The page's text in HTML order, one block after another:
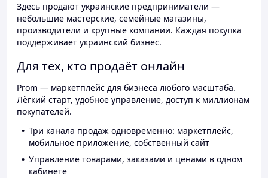
Здесь продают украинские предприниматели —
небольшие мастерские, семейные магазины,
производители и крупные компании. Каждая покупка
поддерживает украинский бизнес.
Для тех, кто продаёт онлайн
Prom — маркетплейс для бизнеса любого масштаба.
Лёгкий старт, удобное управление, доступ к миллионам
покупателей.
Три канала продаж одновременно: маркетплейс,
мобильное приложение, собственный сайт
Управление товарами, заказами и ценами в одном
кабинете